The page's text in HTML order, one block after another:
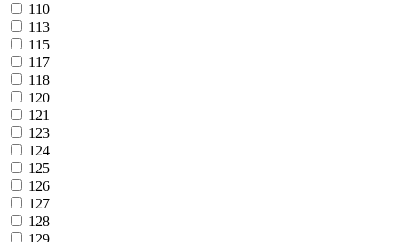
110
113
115
117
118
120
121
123
124
125
126
127
128
129